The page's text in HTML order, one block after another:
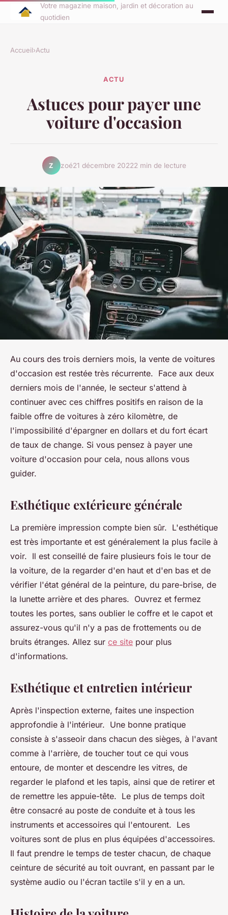
Votre magazine maison, jardin et décoration au
quotidien
Accueil›Actu
ACTU
Astuces pour payer une
voiture d'occasion
Z zoé21 décembre 20222 min de lecture
Au cours des trois derniers mois, la vente de voitures
d'occasion est restée très récurrente. Face aux deux
derniers mois de l'année, le secteur s'attend à
continuer avec ces chiffres positifs en raison de la
faible offre de voitures à zéro kilomètre, de
l'impossibilité d'épargner en dollars et du fort écart
de taux de change. Si vous pensez à payer une
voiture d'occasion pour cela, nous allons vous
guider.
Esthétique extérieure générale
La première impression compte bien sûr. L'esthétique
est très importante et est généralement la plus facile à
voir. Il est conseillé de faire plusieurs fois le tour de
la voiture, de la regarder d'en haut et d'en bas et de
vérifier l'état général de la peinture, du pare-brise, de
la lunette arrière et des phares. Ouvrez et fermez
toutes les portes, sans oublier le coffre et le capot et
assurez-vous qu'il n'y a pas de frottements ou de
bruits étranges. Allez sur ce site pour plus
d'informations.
Esthétique et entretien intérieur
Après l'inspection externe, faites une inspection
approfondie à l'intérieur. Une bonne pratique
consiste à s'asseoir dans chacun des sièges, à l'avant
comme à l'arrière, de toucher tout ce qui vous
entoure, de monter et descendre les vitres, de
regarder le plafond et les tapis, ainsi que de retirer et
de remettre les appuie-tête. Le plus de temps doit
être consacré au poste de conduite et à tous les
instruments et accessoires qui l'entourent. Les
voitures sont de plus en plus équipées d'accessoires.
Il faut prendre le temps de tester chacun, de chaque
ceinture de sécurité au toit ouvrant, en passant par le
système audio ou l'écran tactile s'il y en a un.